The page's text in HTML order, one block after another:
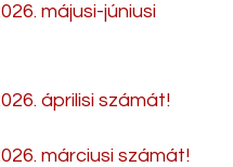
májusi-júniusi
áprilisi számát!
márciusi számát!